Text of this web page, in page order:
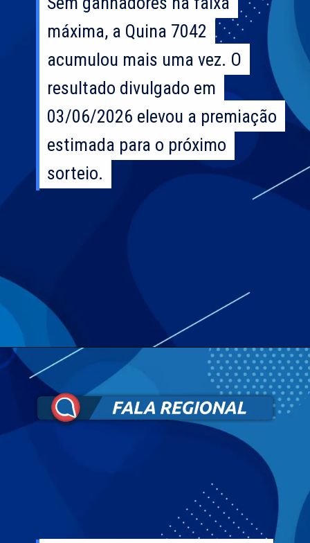
máxima, a Quina 7042
acumulou mais uma vez. O
resultado divulgado em
03/06/2026 elevou a premiação
estimada para o próximo
sorteio.
máxima, a Quina 7042
acumulou mais uma vez. O
resultado divulgado em
03/06/2026 elevou a premiação
estimada para o próximo
sorteio.